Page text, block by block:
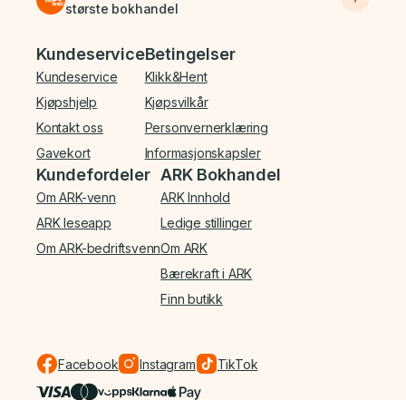
største bokhandel
Bunnmeny
Kundeservice
Kundeservice
Kjøpshjelp
Kontakt oss
Gavekort
Betingelser
Klikk&Hent
Kjøpsvilkår
Personvernerklæring
Informasjonskapsler
Kundefordeler
Om ARK-venn
ARK leseapp
Om ARK-bedriftsvenn
ARK Bokhandel
ARK Innhold
Ledige stillinger
Om ARK
Bærekraft i ARK
Finn butikk
Facebook Instagram TikTok